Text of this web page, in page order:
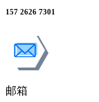
157 2626 7301
邮箱